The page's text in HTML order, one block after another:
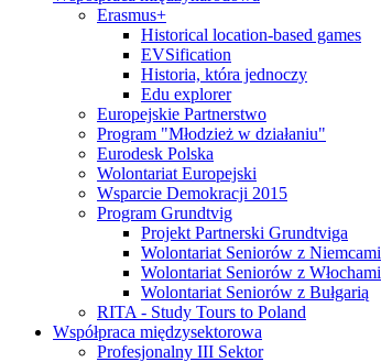
Erasmus+
Historical location-based games
EVSification
Historia, która jednoczy
Edu explorer
Europejskie Partnerstwo
Program "Młodzież w działaniu"
Eurodesk Polska
Wolontariat Europejski
Wsparcie Demokracji 2015
Program Grundtvig
Projekt Partnerski Grundtviga
Wolontariat Seniorów z Niemcami
Wolontariat Seniorów z Włochami
Wolontariat Seniorów z Bułgarią
RITA - Study Tours to Poland
Współpraca międzysektorowa
Profesjonalny III Sektor